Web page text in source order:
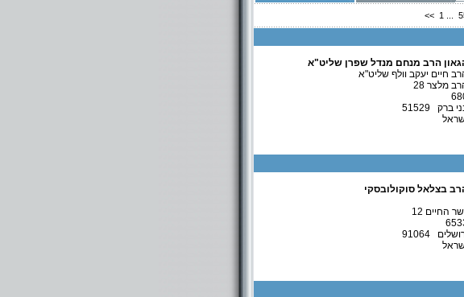
<< 1
הרב מנחם מנדל שפרן שליט"א
חיים יעקב וולף שליט"א
מלצר 28
ברק 51529
וולף
בצלאל סוקולובסקי
החיים 12
91064